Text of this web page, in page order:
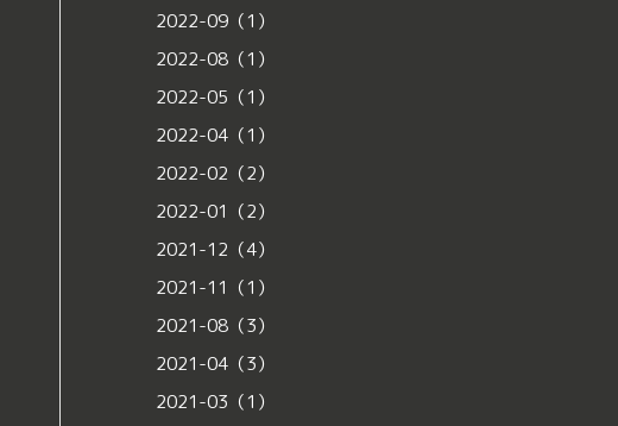
2022-09（1）
2022-08（1）
2022-05（1）
2022-04（1）
2022-02（2）
2022-01（2）
2021-12（4）
2021-11（1）
2021-08（3）
2021-04（3）
2021-03（1）